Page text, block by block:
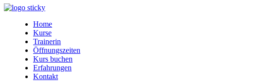
Home
Kurse
Trainerin
Öffnungszeiten
Kurs buchen
Erfahrungen
Kontakt